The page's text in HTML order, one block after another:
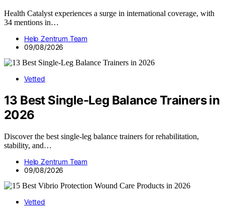
Health Catalyst experiences a surge in international coverage, with
34 mentions in…
Help Zentrum Team
09/08/2026
Vetted
13 Best Single-Leg Balance Trainers in
2026
Discover the best single-leg balance trainers for rehabilitation,
stability, and…
Help Zentrum Team
09/08/2026
Vetted